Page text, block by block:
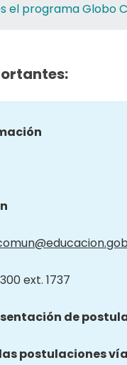
el programa Globo
ext. 1737
de
postulaciones